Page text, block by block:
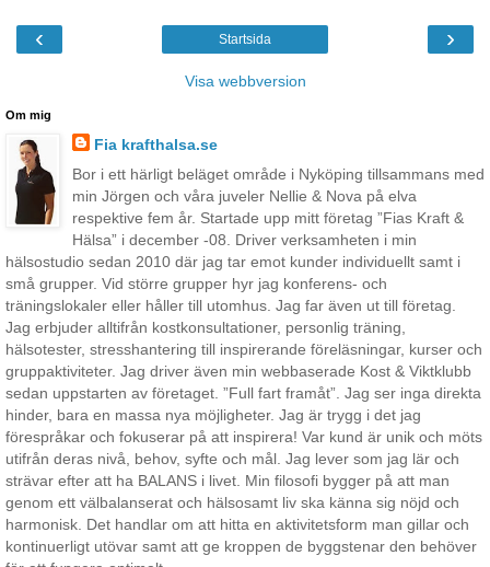
‹ ›
Startsida
Visa webbversion
Om mig
Fia krafthalsa.se
Bor i ett härligt beläget område i Nyköping tillsammans med
min Jörgen och våra juveler Nellie & Nova på elva
respektive fem år. Startade upp mitt företag ”Fias Kraft &
Hälsa” i december -08. Driver verksamheten i min
hälsostudio sedan 2010 där jag tar emot kunder individuellt samt i
små grupper. Vid större grupper hyr jag konferens- och
träningslokaler eller håller till utomhus. Jag far även ut till företag.
Jag erbjuder alltifrån kostkonsultationer, personlig träning,
hälsotester, stresshantering till inspirerande föreläsningar, kurser och
gruppaktiviteter. Jag driver även min webbaserade Kost & Viktklubb
sedan uppstarten av företaget. ”Full fart framåt”. Jag ser inga direkta
hinder, bara en massa nya möjligheter. Jag är trygg i det jag
förespråkar och fokuserar på att inspirera! Var kund är unik och möts
utifrån deras nivå, behov, syfte och mål. Jag lever som jag lär och
strävar efter att ha BALANS i livet. Min filosofi bygger på att man
genom ett välbalanserat och hälsosamt liv ska känna sig nöjd och
harmonisk. Det handlar om att hitta en aktivitetsform man gillar och
kontinuerligt utövar samt att ge kroppen de byggstenar den behöver